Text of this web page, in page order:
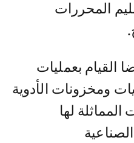
المحررات
القيام بعمليات
ومخزونات الأدوية
لها